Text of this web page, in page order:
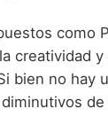
como
creatividad
bien no hay